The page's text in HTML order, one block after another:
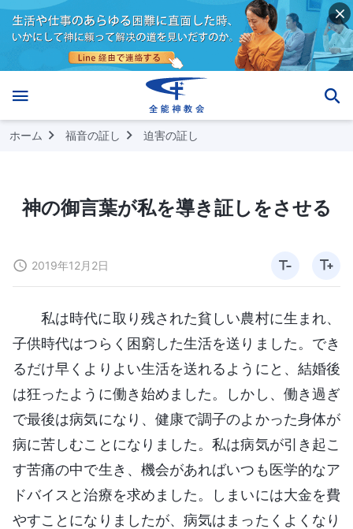
ホーム 福音の証し 迫害の証し
神の御言葉が私を導き証しをさせる
2019年12月2日
私は時代に取り残された貧しい農村に生まれ、
子供時代はつらく困窮した生活を送りました。でき
るだけ早くよりよい生活を送れるようにと、結婚後
は狂ったように働き始めました。しかし、働き過ぎ
で最後は病気になり、健康で調子のよかった身体が
病に苦しむことになりました。私は病気が引き起こ
す苦痛の中で生き、機会があればいつも医学的なア
ドバイスと治療を求めました。しまいには大金を費
やすことになりましたが、病気はまったくよくなり